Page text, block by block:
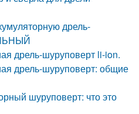
дрель-
дрель-шуруповерт li-ion.
дрель-шуруповерт: общие
шуруповерт: что это